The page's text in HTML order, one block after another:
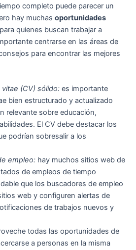
completo puede parecer un
hay muchas oportunidades
quienes buscan trabajar a
centrarse en las áreas de
para encontrar las mejores
vitae (CV) sólido: es importante
bien estructurado y actualizado
relevante sobre educación,
El CV debe destacar los
podrían sobresalir a los
empleo: hay muchos sitios web de
de empleos de tiempo
que los buscadores de empleo
web y configuren alertas de
de trabajos nuevos y
todas las oportunidades de
a personas en la misma